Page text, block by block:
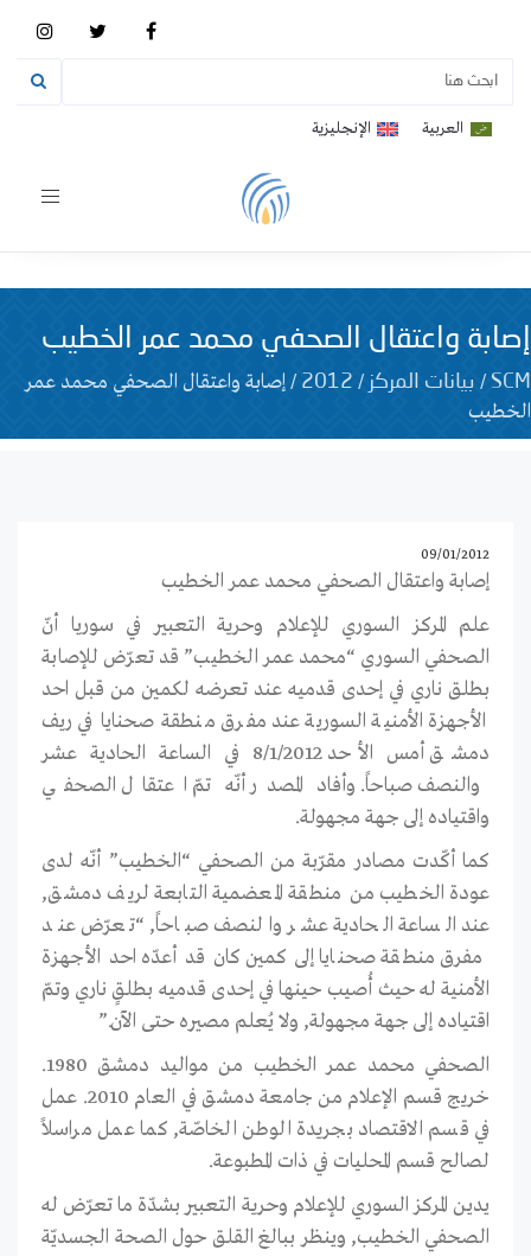
العربية الإنجليزية
Toggle
إصابة واعتقال الصحفي محمد عمر الخطيب
SCM
/ بيانات المركز /
2012
/إصابة واعتقال الصحفي محمد عمر
الخطيب
09/01/2012
إصابة واعتقال الصحفي محمد عمر الخطيب
علم المركز السوري للإعلام وحرية التعبير في سوريا أنّ
الصحفي السوري “محمد عمر الخطيب” قد تعرّض للإصابة
بطلق ناري في إحدى قدميه عند تعرضه لكمين من قبل احد
الأجهزة الأمنية السورية عند مفرق منطقة صحنايا في ريف
دمشق أمس الأحد 8/1/2012 في الساعة الحادية عشر
والنصف صباحاً. وأفاد المصدر أنّه تمّ اعتقال الصحفي
واقتياده إلى جهة مجهولة.
كما أكّدت مصادر مقرّبة من الصحفي “الخطيب” أنّه لدى
عودة الخطيب من منطقة المعضمية التابعة لريف دمشق,
عند الساعة الحادية عشر والنصف صباحاً, “تعرّض عند
مفرق منطقة صحنايا إلى كمين كان قد أعدّه احد الأجهزة
الأمنية له حيث أُصيب حينها في إحدى قدميه بطلقٍ ناري وتمّ
اقتياده إلى جهة مجهولة, ولا يُعلم مصيره حتى الآن.”
الصحفي محمد عمر الخطيب من مواليد دمشق 1980.
خريج قسم الإعلام من جامعة دمشق في العام 2010. عمل
في قسم الاقتصاد بجريدة الوطن الخاصّة, كما عمل مراسلاً
لصالح قسم المحليات في ذات المطبوعة.
يدين المركز السوري للإعلام وحرية التعبير بشدّة ما تعرّض له
الصحفي الخطيب, وينظر ببالغ القلق حول الصحة الجسديّة